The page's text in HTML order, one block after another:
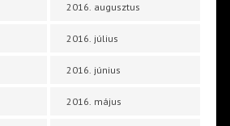
2016. augusztus
2016. július
2016. június
2016. május